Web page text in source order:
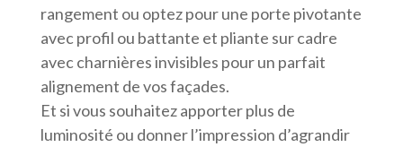
rangement ou optez pour une porte pivotante
avec profil ou battante et pliante sur cadre
avec charnières invisibles pour un parfait
alignement de vos façades.
Et si vous souhaitez apporter plus de
luminosité ou donner l’impression d’agrandir